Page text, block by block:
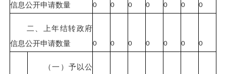
信息公开申请数量
0 0 0 0 0 0 0
二、上年结转政府
信息公开申请数量
0 0 0 0 0 0 0
（一）予以公